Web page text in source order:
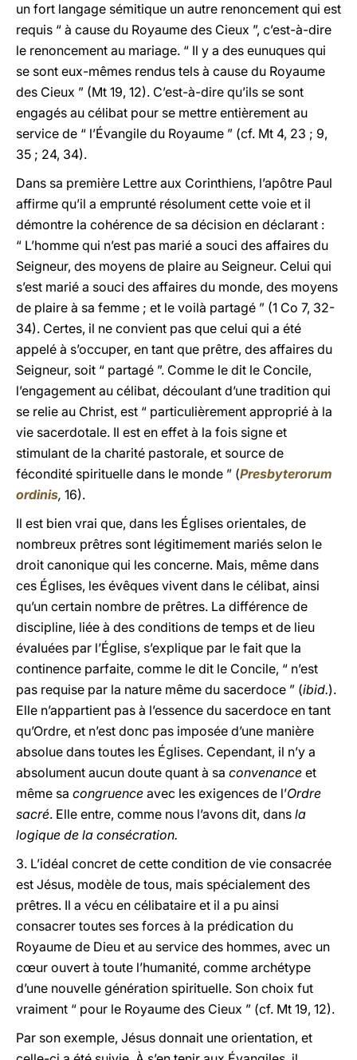
un fort langage sémitique un autre renoncement qui est
requis “ à cause du Royaume des Cieux ”, c’est-à-dire
le renoncement au mariage. “ Il y a des eunuques qui
se sont eux-mêmes rendus tels à cause du Royaume
des Cieux ” (Mt 19, 12). C’est-à-dire qu’ils se sont
engagés au célibat pour se mettre entièrement au
service de “ l’Évangile du Royaume ” (cf. Mt 4, 23 ; 9,
35 ; 24, 34).
Dans sa première Lettre aux Corinthiens, l’apôtre Paul
affirme qu’il a emprunté résolument cette voie et il
démontre la cohérence de sa décision en déclarant :
“ L’homme qui n’est pas marié a souci des affaires du
Seigneur, des moyens de plaire au Seigneur. Celui qui
s’est marié a souci des affaires du monde, des moyens
de plaire à sa femme ; et le voilà partagé ” (1 Co 7, 32-
34). Certes, il ne convient pas que celui qui a été
appelé à s’occuper, en tant que prêtre, des affaires du
Seigneur, soit “ partagé ”. Comme le dit le Concile,
l’engagement au célibat, découlant d’une tradition qui
se relie au Christ, est “ particulièrement approprié à la
vie sacerdotale. Il est en effet à la fois signe et
stimulant de la charité pastorale, et source de
fécondité spirituelle dans le monde ” (Presbyterorum
ordinis, 16).
Il est bien vrai que, dans les Églises orientales, de
nombreux prêtres sont légitimement mariés selon le
droit canonique qui les concerne. Mais, même dans
ces Églises, les évêques vivent dans le célibat, ainsi
qu’un certain nombre de prêtres. La différence de
discipline, liée à des conditions de temps et de lieu
évaluées par l’Église, s’explique par le fait que la
continence parfaite, comme le dit le Concile, “ n’est
pas requise par la nature même du sacerdoce ” (ibid.).
Elle n’appartient pas à l’essence du sacerdoce en tant
qu’Ordre, et n’est donc pas imposée d’une manière
absolue dans toutes les Églises. Cependant, il n’y a
absolument aucun doute quant à sa convenance et
même sa congruence avec les exigences de l’Ordre
sacré. Elle entre, comme nous l’avons dit, dans la
logique de la consécration.
3. L’idéal concret de cette condition de vie consacrée
est Jésus, modèle de tous, mais spécialement des
prêtres. Il a vécu en célibataire et il a pu ainsi
consacrer toutes ses forces à la prédication du
Royaume de Dieu et au service des hommes, avec un
cœur ouvert à toute l’humanité, comme archétype
d’une nouvelle génération spirituelle. Son choix fut
vraiment “ pour le Royaume des Cieux ” (cf. Mt 19, 12).
Par son exemple, Jésus donnait une orientation, et